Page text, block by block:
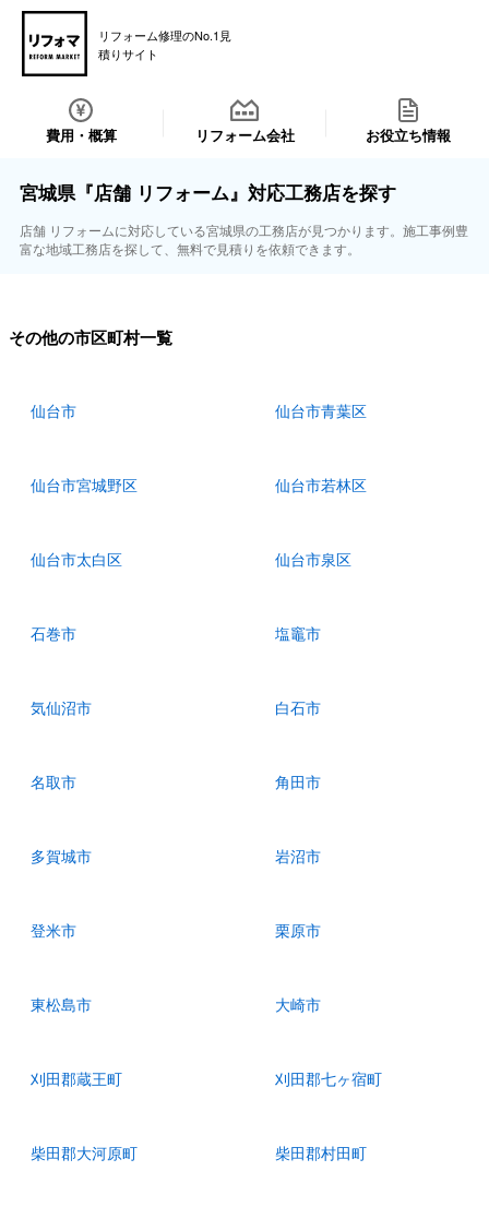
リフォーム修理のNo.1見
積りサイト
費用・概算 リフォーム会社 お役立ち情報
宮城県『店舗 リフォーム』対応工務店を探す
店舗 リフォームに対応している宮城県の工務店が見つかります。施工事例豊
富な地域工務店を探して、無料で見積りを依頼できます。
その他の市区町村一覧
仙台市 仙台市青葉区
仙台市宮城野区 仙台市若林区
仙台市太白区 仙台市泉区
石巻市 塩竈市
気仙沼市 白石市
名取市 角田市
多賀城市 岩沼市
登米市 栗原市
東松島市 大崎市
刈田郡蔵王町 刈田郡七ヶ宿町
柴田郡大河原町 柴田郡村田町